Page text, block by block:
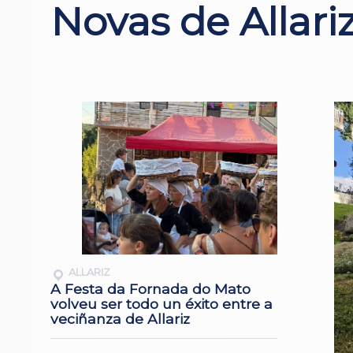
Novas de
ALLARIZ
A Festa da Fornada do Mato
volveu ser todo un éxito entre a
veciñanza de Allariz